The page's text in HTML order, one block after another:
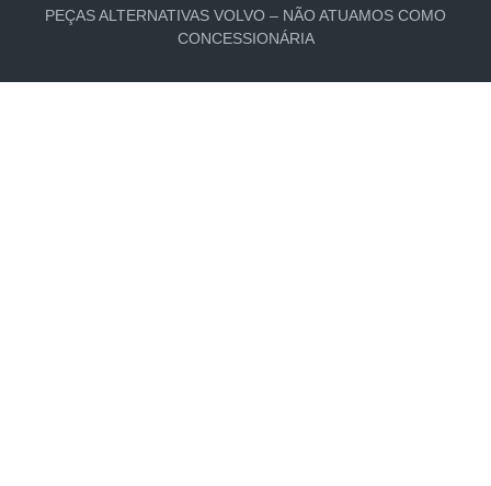
PEÇAS ALTERNATIVAS VOLVO – NÃO ATUAMOS COMO
CONCESSIONÁRIA